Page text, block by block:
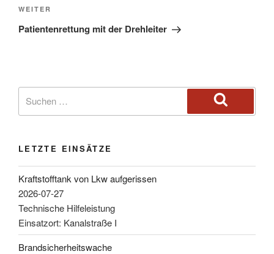
WEITER
Patientenrettung mit der Drehleiter
LETZTE EINSÄTZE
Kraftstofftank von Lkw aufgerissen
2026-07-27
Technische Hilfeleistung
Einsatzort: Kanalstraße I
Brandsicherheitswache